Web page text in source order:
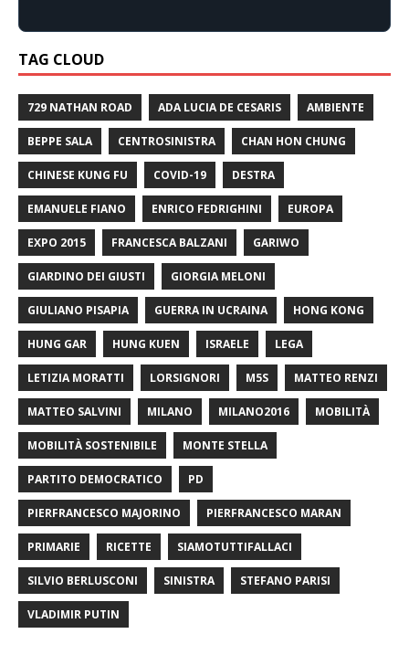
TAG CLOUD
729 NATHAN ROAD ADA LUCIA DE CESARIS AMBIENTE
BEPPE SALA CENTROSINISTRA CHAN HON CHUNG
CHINESE KUNG FU COVID-19 DESTRA
EMANUELE FIANO ENRICO FEDRIGHINI EUROPA
EXPO 2015 FRANCESCA BALZANI GARIWO
GIARDINO DEI GIUSTI GIORGIA MELONI
GIULIANO PISAPIA GUERRA IN UCRAINA HONG KONG
HUNG GAR HUNG KUEN ISRAELE LEGA
LETIZIA MORATTI LORSIGNORI M5S MATTEO RENZI
MATTEO SALVINI MILANO MILANO2016 MOBILITÀ
MOBILITÀ SOSTENIBILE MONTE STELLA
PARTITO DEMOCRATICO PD
PIERFRANCESCO MAJORINO PIERFRANCESCO MARAN
PRIMARIE RICETTE SIAMOTUTTIFALLACI
SILVIO BERLUSCONI SINISTRA STEFANO PARISI
VLADIMIR PUTIN